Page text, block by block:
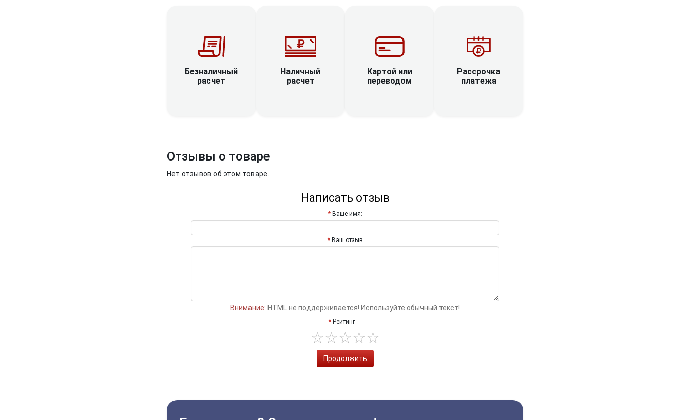
Безналичный
расчет
Наличный
расчет
Картой или
переводом
Рассрочка
платежа
Отзывы о товаре
Нет отзывов об этом товаре.
Написать отзыв
Ваше имя:
Ваш отзыв
Внимание: HTML не поддерживается! Используйте обычный текст!
Рейтинг
Продолжить